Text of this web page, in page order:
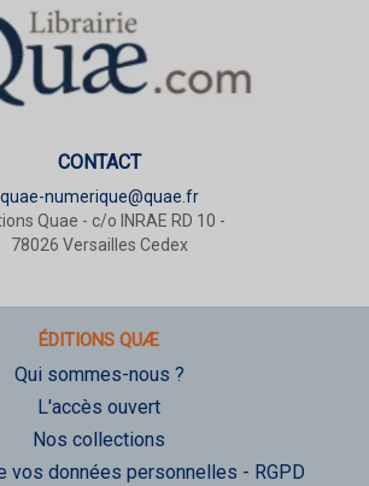
CONTACT
quae-numerique@quae.fr
Quae - c/o INRAE RD 10 -
78026 Versailles Cedex
ÉDITIONS QUÆ
Qui sommes-nous ?
L'accès ouvert
Nos collections
vos données personnelles - RGPD